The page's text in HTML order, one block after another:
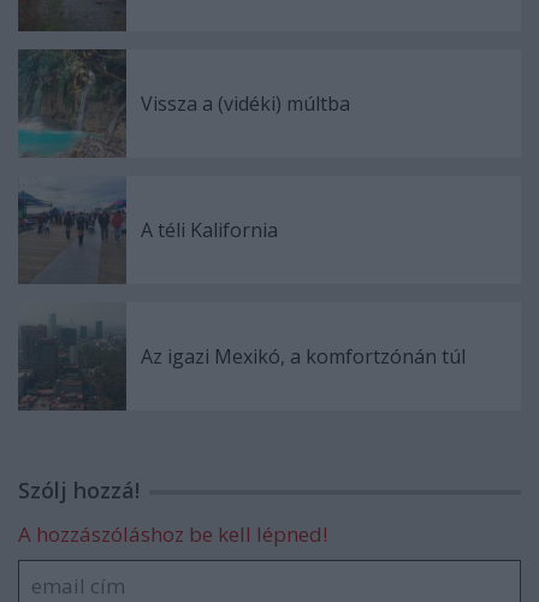
Vissza a (vidéki) múltba
A téli Kalifornia
Az igazi Mexikó, a komfortzónán túl
Szólj hozzá!
A hozzászóláshoz be kell lépned!